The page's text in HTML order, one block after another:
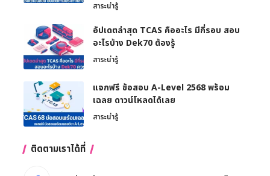
สาระน่ารู้
อัปเดตล่าสุด TCAS คืออะไร มีกี่รอบ สอบ
อะไรบ้าง Dek70 ต้องรู้
สาระน่ารู้
แจกฟรี ข้อสอบ A-Level 2568 พร้อม
เฉลย ดาวน์โหลดได้เลย
สาระน่ารู้
ติดตามเราได้ที่